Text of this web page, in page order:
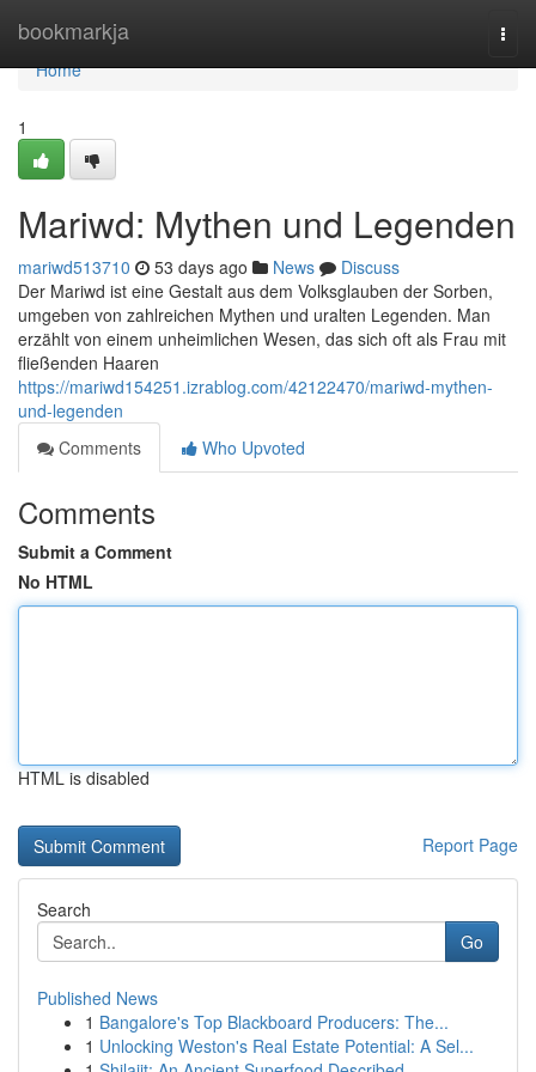
bookmarkja
Home
Home
1
Mariwd: Mythen und Legenden
mariwd513710 53 days ago News
Discuss
Der Mariwd ist eine Gestalt aus dem Volksglauben der Sorben,
umgeben von zahlreichen Mythen und uralten Legenden. Man
erzählt von einem unheimlichen Wesen, das sich oft als Frau mit
fließenden Haaren
https://mariwd154251.izrablog.com/42122470/mariwd-mythen-
und-legenden
Comments
Who Upvoted
Comments
Submit a Comment
No HTML
HTML is disabled
Report Page
Search
Go
Published News
1 Bangalore's Top Blackboard Producers: The...
1 Unlocking Weston's Real Estate Potential: A Sel...